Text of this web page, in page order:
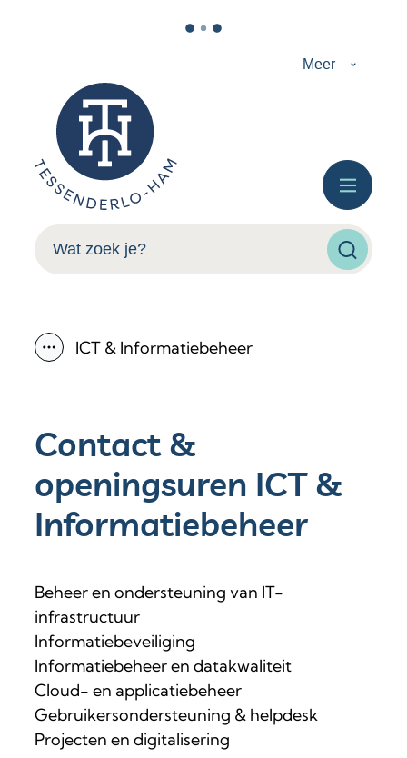
Meer
Tessenderlo-Ham
Zoeken
Menu
Toon alle broodkruimel items
ICT & Informatiebeheer
Contact &
openingsuren ICT &
Informatiebeheer
Beheer en ondersteuning van IT-
infrastructuur
Informatiebeveiliging
Informatiebeheer en datakwaliteit
Cloud- en applicatiebeheer
Gebruikersondersteuning & helpdesk
Projecten en digitalisering